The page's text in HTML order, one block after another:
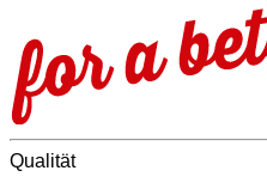
Qualität